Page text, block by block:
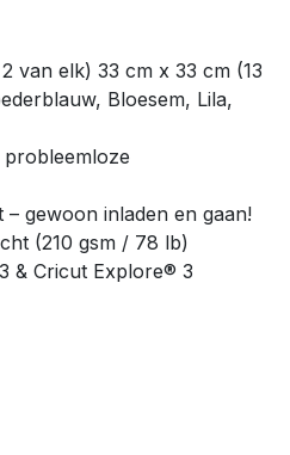
van elk) 33 cm x 33 cm (13
Bloesem, Lila,
gewoon inladen en gaan!
(210 gsm / 78 lb)
& Cricut Explore® 3